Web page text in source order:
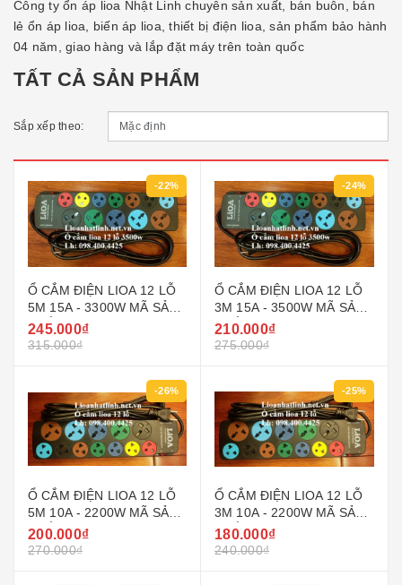
Công ty ổn áp lioa Nhật Linh chuyên sản xuất, bán buôn, bán
lẻ ổn áp lioa, biến áp lioa, thiết bị điện lioa, sản phẩm bảo hành
04 năm, giao hàng và lắp đặt máy trên toàn quốc
TẤT CẢ SẢN PHẨM
Sắp xếp theo:
-22%
Ổ CẮM ĐIỆN LIOA 12 LỖ
5M 15A - 3300W MÃ SẢN
PHẨM 5D7SN15A5.2
245.000₫
315.000₫
-24%
Ổ CẮM ĐIỆN LIOA 12 LỖ
3M 15A - 3500W MÃ SẢN
PHẨM 5D7SN15A3.2
210.000₫
275.000₫
-26%
Ổ CẮM ĐIỆN LIOA 12 LỖ
5M 10A - 2200W MÃ SẢN
PHẨM 5D7SN5.2
200.000₫
270.000₫
-25%
Ổ CẮM ĐIỆN LIOA 12 LỖ
3M 10A - 2200W MÃ SẢN
PHẨM 5D7SN3.2
180.000₫
240.000₫